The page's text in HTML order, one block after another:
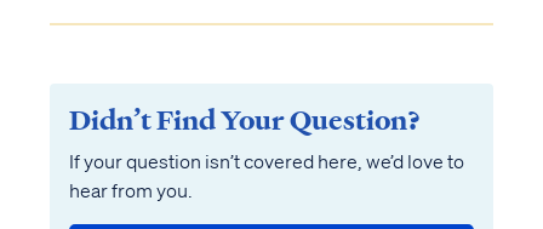
Didn’t Find Your Question?
If your question isn’t covered here, we’d love to
hear from you.